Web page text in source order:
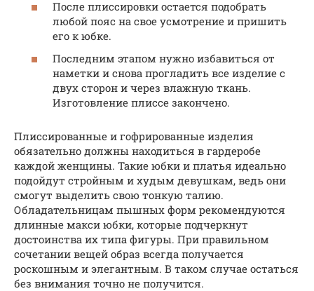
После плиссировки остается подобрать
любой пояс на свое усмотрение и пришить
его к юбке.
Последним этапом нужно избавиться от
наметки и снова прогладить все изделие с
двух сторон и через влажную ткань.
Изготовление плиссе закончено.
Плиссированные и гофрированные изделия
обязательно должны находиться в гардеробе
каждой женщины. Такие юбки и платья идеально
подойдут стройным и худым девушкам, ведь они
смогут выделить свою тонкую талию.
Обладательницам пышных форм рекомендуются
длинные макси юбки, которые подчеркнут
достоинства их типа фигуры. При правильном
сочетании вещей образ всегда получается
роскошным и элегантным. В таком случае остаться
без внимания точно не получится.